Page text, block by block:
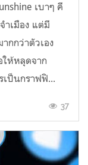
เบาๆ คี
ำเมือง แต่มี
กกว่าตัวเอง
ให้หลุดจาก
ป็นกราฟฟิ...
37